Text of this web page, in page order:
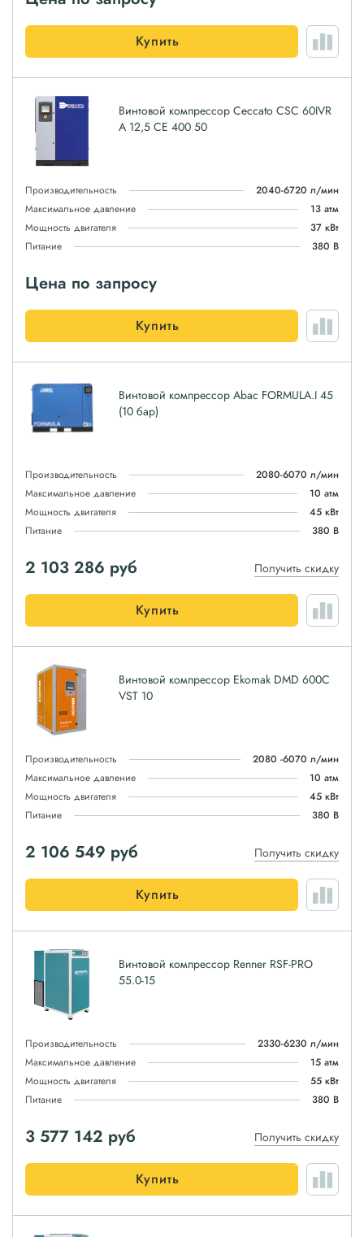
Купить
Винтовой компрессор Ceccato CSC 60IVR
A 12,5 CE 400 50
Производительность
2040-6720 л/мин
Максимальное давление
13 атм
Мощность двигателя
37 кВт
Питание
380 В
Цена по запросу
Купить
Винтовой компрессор Abac FORMULA.I 45
(10 бар)
Производительность
2080-6070 л/мин
Максимальное давление
10 атм
Мощность двигателя
45 кВт
Питание
380 В
2 103 286 руб Получить скидку
Купить
Винтовой компрессор Ekomak DMD 600C
VST 10
Производительность
2080 -6070 л/мин
Максимальное давление
10 атм
Мощность двигателя
45 кВт
Питание
380 В
2 106 549 руб Получить скидку
Купить
Винтовой компрессор Renner RSF-PRO
55.0-15
Производительность
2330-6230 л/мин
Максимальное давление
15 атм
Мощность двигателя
55 кВт
Питание
380 В
3 577 142 руб Получить скидку
Купить